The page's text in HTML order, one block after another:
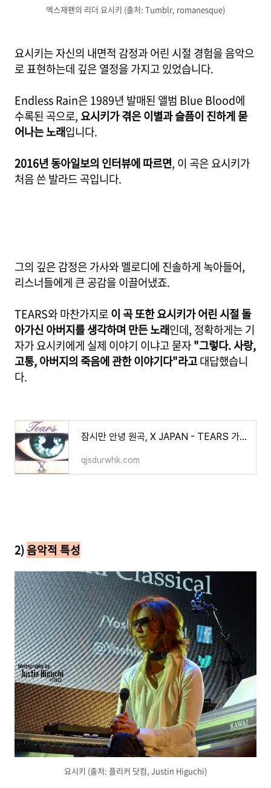
엑스재팬의 리더 요시키 (출처: Tumblr, romanesque)
요시키는 자신의 내면적 감정과 어린 시절 경험을 음악으
로 표현하는데 깊은 열정을 가지고 있었습니다.
Endless Rain은 1989년 발매된 앨범 Blue Blood에
수록된 곡으로, 요시키가 겪은 이별과 슬픔이 진하게 묻
어나는 노래입니다.
2016년 동아일보의 인터뷰에 따르면, 이 곡은 요시키가
처음 쓴 발라드 곡입니다.
그의 깊은 감정은 가사와 멜로디에 진솔하게 녹아들어,
리스너들에게 큰 공감을 이끌어냈죠.
TEARS와 마찬가지로이 곡 또한 요시키가 어린 시절 돌
아가신 아버지를 생각하며 만든 노래인데, 정확하게는 기
자가 요시키에게 실제 이야기 이냐고 묻자"그렇다. 사랑,
고통, 아버지의 죽음에 관한 이야기다"라고대답했습니
다.
잠시만 안녕 원곡, X JAPAN - TEARS 가사/해석/뜻/의미/ 비하인드 스토리
qjsdurwhk.com
2)음악적 특성
요시키 (출처: 플리커 닷컴, Justin Higuchi)